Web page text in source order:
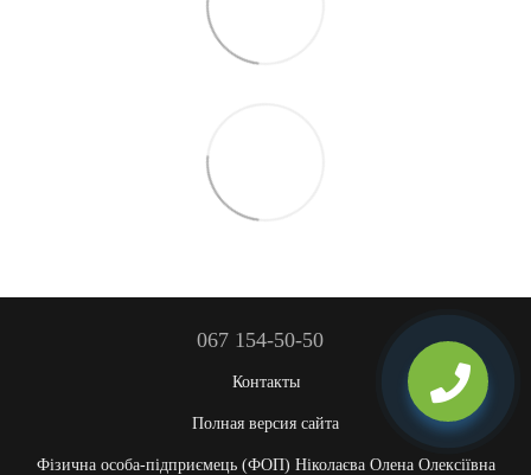
067 154-50-50
Контакты
Полная версия сайта
Фізична особа-підприємець (ФОП) Ніколаєва Олена Олексіївна